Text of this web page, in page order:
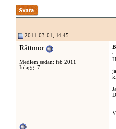
2011-03-01, 14:45
Råttmor
Medlem sedan: feb 2011
Inlägg: 7